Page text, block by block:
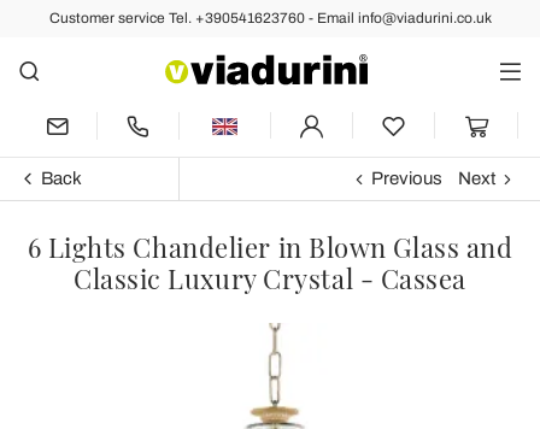
Customer service Tel. +390541623760 - Email info@viadurini.co.uk
Back Previous Next
6 Lights Chandelier in Blown Glass and
Classic Luxury Crystal - Cassea